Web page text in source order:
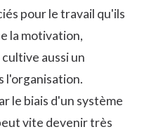
pour le travail qu'ils
la motivation,
aussi un
l'organisation.
le biais d'un système
vite devenir très